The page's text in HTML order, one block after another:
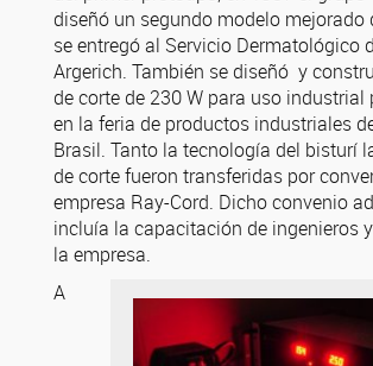
diseñó un segundo modelo mejorado
se entregó al Servicio Dermatológico
Argerich. También se diseñó y
de corte de 230 W para uso industrial
en la feria de productos industriales
Brasil. Tanto la tecnología del bisturí
de corte fueron transferidas por
empresa Ray-Cord. Dicho convenio
incluía la capacitación de ingenieros
la empresa.
A